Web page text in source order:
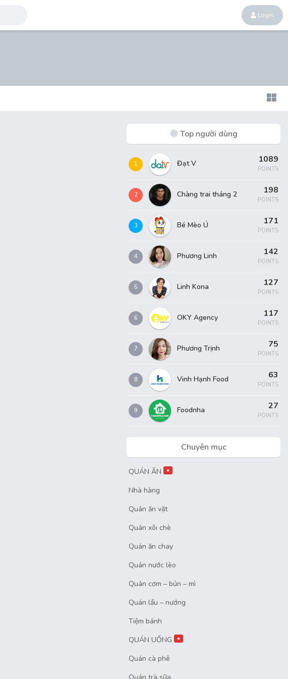
Login
Top người dùng
1 Đạt V 1089
POINTS
2 Chàng trai tháng 2 198
POINTS
3 Bé Mèo Ú 171
POINTS
4 Phương Linh 142
POINTS
5 Linh Kona 127
POINTS
6 OKY Agency 117
POINTS
7 Phương Trịnh 75
POINTS
8 Vinh Hạnh Food 63
POINTS
9 Foodnha 27
POINTS
Chuyên mục
QUÁN ĂN ★
Nhà hàng
Quán ăn vặt
Quán xôi chè
Quán ăn chay
Quán nước lèo
Quán cơm – bún – mì
Quán lẩu – nướng
Tiệm bánh
QUÁN UỐNG
★
Quán cà phê